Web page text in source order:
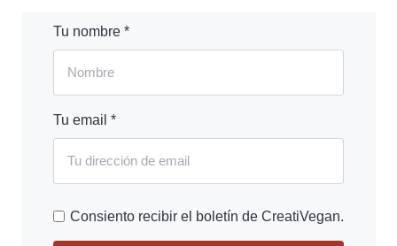
Tu nombre *
Tu email *
Consiento recibir el boletín de CreatiVegan.